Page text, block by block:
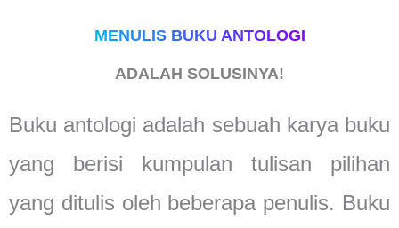
MENULIS BUKU ANTOLOGI
ADALAH SOLUSINYA!
Buku antologi adalah sebuah karya buku
yang berisi kumpulan tulisan pilihan
yang ditulis oleh beberapa penulis. Buku